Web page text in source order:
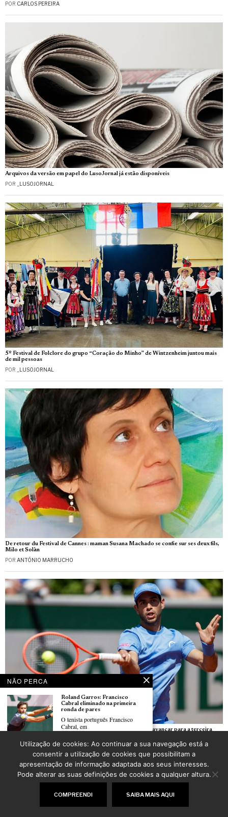
POR CARLOS PEREIRA
Arquivos da versão em papel do LusoJornal já estão disponíveis
POR _LUSOJORNAL
5º Festival de Folclore do grupo “Coração do Minho” de Wintzenheim juntou mais
de mil pessoas
POR _LUSOJORNAL
De retour du Festival de Cannes : maman Susana Machado se confie sur ses deux fils,
Milo et Solàn
POR ANTÓNIO MARRUCHO
Roland Garros: Nuno Borges iguala melhor prestação ao avançar para a terceira
_LUSOJORNAL
NÃO PERCA
Roland Garros: Francisco
Cabral eliminado na primeira
ronda de pares
O tenista português Francisco
Cabral, em
Roland Garros: Jaime Faria bate
alemão Jan-Lennard Struff e
passa à terceira ronda
O ‘qualifier’ Jaime Faria, número
Utilização de cookies: Ao continuar a sua navegação está a
consentir a utilização de cookies que possibilitam a
apresentação de informação adaptada aos seus interesses.
Pode alterar as suas definições de cookies a qualquer altura.
COMPREENDI SAIBA MAIS AQUI